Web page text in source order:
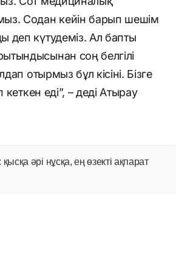
Содан кейін барып шешім
деп күтудеміз. Ал бапты
соң белгілі
отырмыз бұл кісіні. Бізге
еді”, – деді Атырау
әрі нұсқа, ең өзекті ақпарат